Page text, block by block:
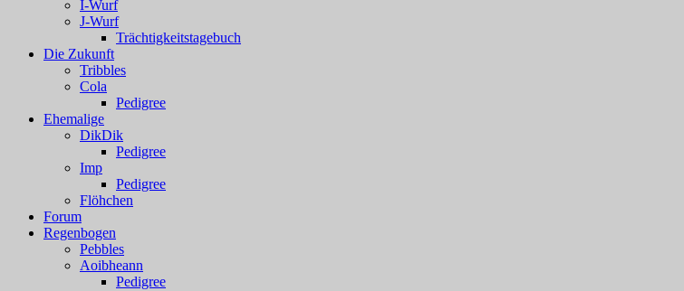
I-Wurf
J-Wurf
Trächtigkeitstagebuch
Die Zukunft
Tribbles
Cola
Pedigree
Ehemalige
DikDik
Pedigree
Imp
Pedigree
Flöhchen
Forum
Regenbogen
Pebbles
Aoibheann
Pedigree